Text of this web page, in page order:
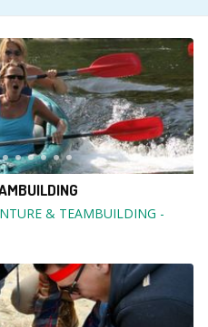
& TEAMBUILDING -